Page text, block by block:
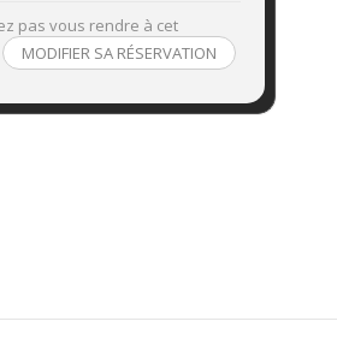
pas vous rendre à cet
MODIFIER SA RÉSERVATION